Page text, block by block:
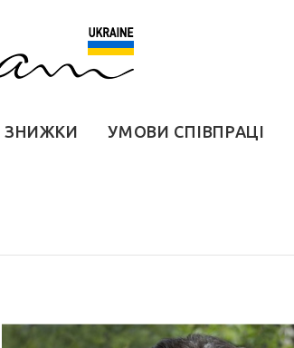
ЗНИЖКИ УМОВИ СПІВПРАЦІ